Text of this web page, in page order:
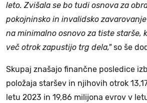
leto. Zvišala se bo tudi osnova za
pokojninsko in invalidsko
na minimalno osnovo za tiste starše,
več otrok zapustijo trg dela,"so še
Skupaj znašajo finančne posledice
položaja staršev in njihovih otrok
letu 2023 in 19,86 milijona evrov v